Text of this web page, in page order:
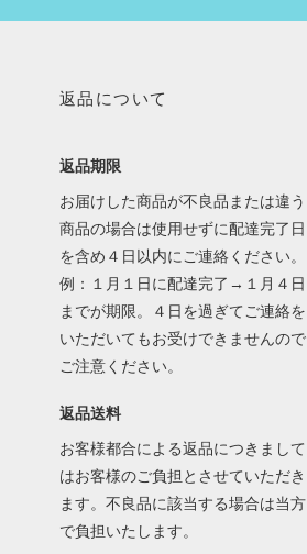
返品について
返品期限
お届けした商品が不良品または違う
商品の場合は使用せずに配達完了日
を含め４日以内にご連絡ください。
例：１月１日に配達完了→１月４日
までが期限。４日を過ぎてご連絡を
いただいてもお受けできませんので
ご注意ください。
返品送料
お客様都合による返品につきまして
はお客様のご負担とさせていただき
ます。不良品に該当する場合は当方
で負担いたします。